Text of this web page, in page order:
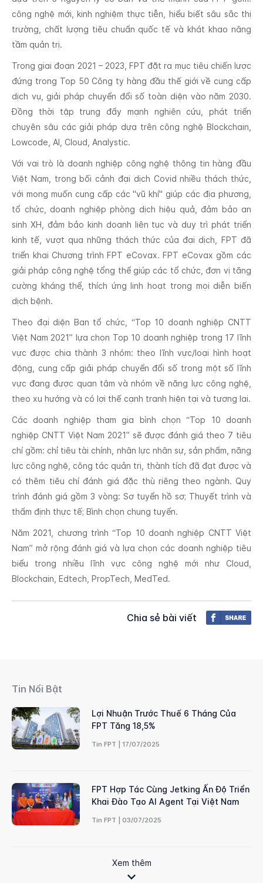
công nghệ mới, kinh nghiệm thực tiễn, hiểu biết sâu sắc thị
trường, chất lượng tiêu chuẩn quốc tế và khát khao nâng
tầm quản trị.
Trong giai đoạn 2021 – 2023, FPT đặt ra mục tiêu chiến lược
đứng trong Top 50 Công ty hàng đầu thế giới về cung cấp
dịch vụ, giải pháp chuyển đổi số toàn diện vào năm 2030.
Đồng thời tập trung đẩy mạnh nghiên cứu, phát triển
chuyên sâu các giải pháp dựa trên công nghệ Blockchain,
Lowcode, AI, Cloud, Analystic.
Với vai trò là doanh nghiệp công nghệ thông tin hàng đầu
Việt Nam, trong bối cảnh đại dịch Covid nhiều thách thức,
với mong muốn cung cấp các "vũ khí" giúp các địa phương,
tổ chức, doanh nghiệp phòng dịch hiệu quả, đảm bảo an
sinh XH, đảm bảo kinh doanh liên tục và duy trì phát triển
kinh tế, vượt qua những thách thức của đại dịch, FPT đã
triển khai Chương trình FPT eCovax. FPT eCovax gồm các
giải pháp công nghệ tổng thể giúp các tổ chức, đơn vị tăng
cường kháng thể, thích ứng linh hoạt trong mọi diễn biến
dịch bệnh.
Theo đại diện Ban tổ chức, “Top 10 doanh nghiệp CNTT
Việt Nam 2021” lựa chọn Top 10 doanh nghiệp trong 17 lĩnh
vực được chia thành 3 nhóm: theo lĩnh vực/loại hình hoạt
động, cung cấp giải pháp chuyển đổi số trong một số lĩnh
vực đang được quan tâm và nhóm về năng lực công nghệ,
theo xu hướng và có lợi thế cạnh tranh hiện tại và tương lai.
Các doanh nghiệp tham gia bình chọn “Top 10 doanh
nghiệp CNTT Việt Nam 2021” sẽ được đánh giá theo 7 tiêu
chí gồm: chỉ tiêu tài chính, nhân lực nhân sự, sản phẩm, năng
lực công nghệ, công tác quản trị, thành tích đã đạt được và
có thêm tiêu chí đánh giá đặc thù riêng theo ngành. Quy
trình đánh giá gồm 3 vòng: Sơ tuyển hồ sơ; Thuyết trình và
thẩm định thực tế; Bình chọn chung tuyển.
Năm 2021, chương trình “Top 10 doanh nghiệp CNTT Việt
Nam” mở rộng đánh giá và lựa chọn các doanh nghiệp tiêu
biểu trong nhiều lĩnh vực công nghệ mới như Cloud,
Blockchain, Edtech, PropTech, MedTed.
Chia sẻ bài viết
Tin Nổi Bật
Lợi Nhuận Trước Thuế 6 Tháng Của
FPT Tăng 18,5%
Tin FPT | 17/07/2025
FPT Hợp Tác Cùng Jetking Ấn Độ Triển
Khai Đào Tạo AI Agent Tại Việt Nam
Tin FPT | 03/07/2025
Xem thêm